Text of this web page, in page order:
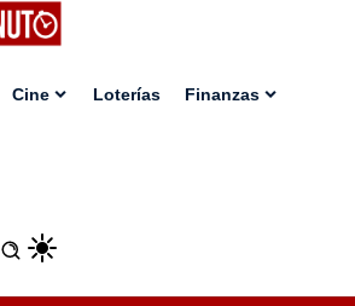
Cine Loterías Finanzas